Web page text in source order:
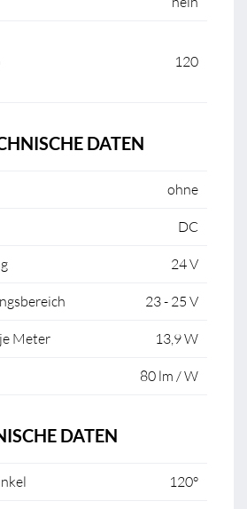
120
DATEN
ohne
DC
24 V
23 - 25 V
Meter 13,9 W
80 lm / W
DATEN
120°